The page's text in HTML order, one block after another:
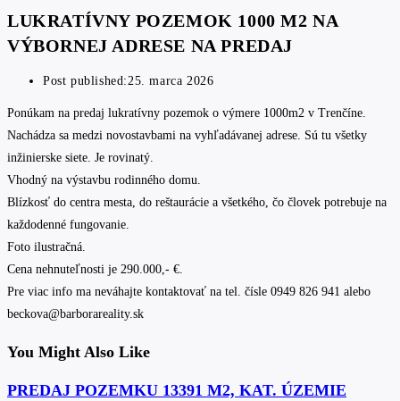
LUKRATÍVNY POZEMOK 1000 M2 NA
VÝBORNEJ ADRESE NA PREDAJ
Post published:25. marca 2026
Ponúkam na predaj lukratívny pozemok o výmere 1000m2 v Trenčíne.
Nachádza sa medzi novostavbami na vyhľadávanej adrese. Sú tu všetky
inžinierske siete. Je rovinatý.
Vhodný na výstavbu rodinného domu.
Blízkosť do centra mesta, do reštaurácie a všetkého, čo človek potrebuje na
každodenné fungovanie.
Foto ilustračná.
Cena nehnuteľnosti je 290.000,- €.
Pre viac info ma neváhajte kontaktovať na tel. čísle 0949 826 941 alebo
beckova@barborareality.sk
You Might Also Like
PREDAJ POZEMKU 13391 M2, KAT. ÚZEMIE